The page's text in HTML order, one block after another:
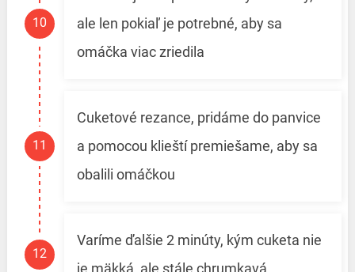
ale len pokiaľ je potrebné, aby sa
omáčka viac zriedila
Cuketové rezance, pridáme do panvice
a pomocou klieští premiešame, aby sa
obalili omáčkou
Varíme ďalšie 2 minúty, kým cuketa nie
je mäkká, ale stále chrumkavá